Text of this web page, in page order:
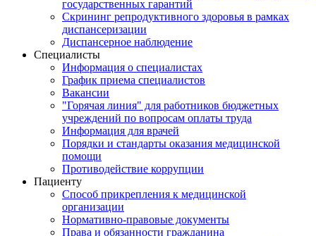
государственных гарантий
Скрининг репродуктивного здоровья в рамках
диспансеризации
Диспансерное наблюдение
Специалисты
Информация о специалистах
График приема специалистов
Вакансии
"Горячая линия" для работников бюджетных
учреждений по вопросам оплаты труда
Информация для врачей
Порядки и стандарты оказания медицинской
помощи
Противодействие коррупции
Пациенту
Способ прикрепления к медицинской
организации
Нормативно-правовые документы
Права и обязанности гражданина